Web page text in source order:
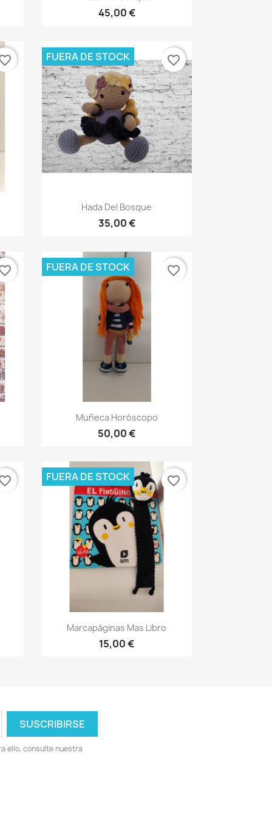
45,00 €
Vista rápida
Hada Del Bosque
35,00 €
FUERA DE STOCK favorite_border
Vista rápida
Muñeca Horóscopo
50,00 €
FUERA DE STOCK favorite_border
Vista rápida
Marcapáginas Mas Libro
15,00 €
FUERA DE STOCK favorite_border
ello, consulte nuestra